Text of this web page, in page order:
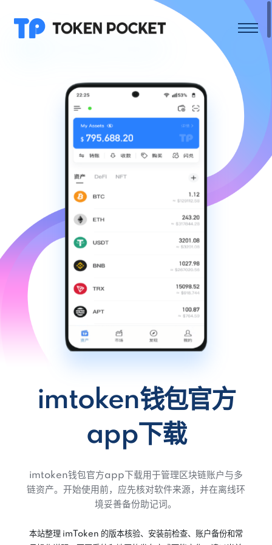
imtoken钱包官方
app下载
imtoken钱包官方app下载用于管理区块链账户与多
链资产。开始使用前，应先核对软件来源，并在离线环
境妥善备份助记词。
本站整理 imToken 的版本核验、安装前检查、账户备份和常